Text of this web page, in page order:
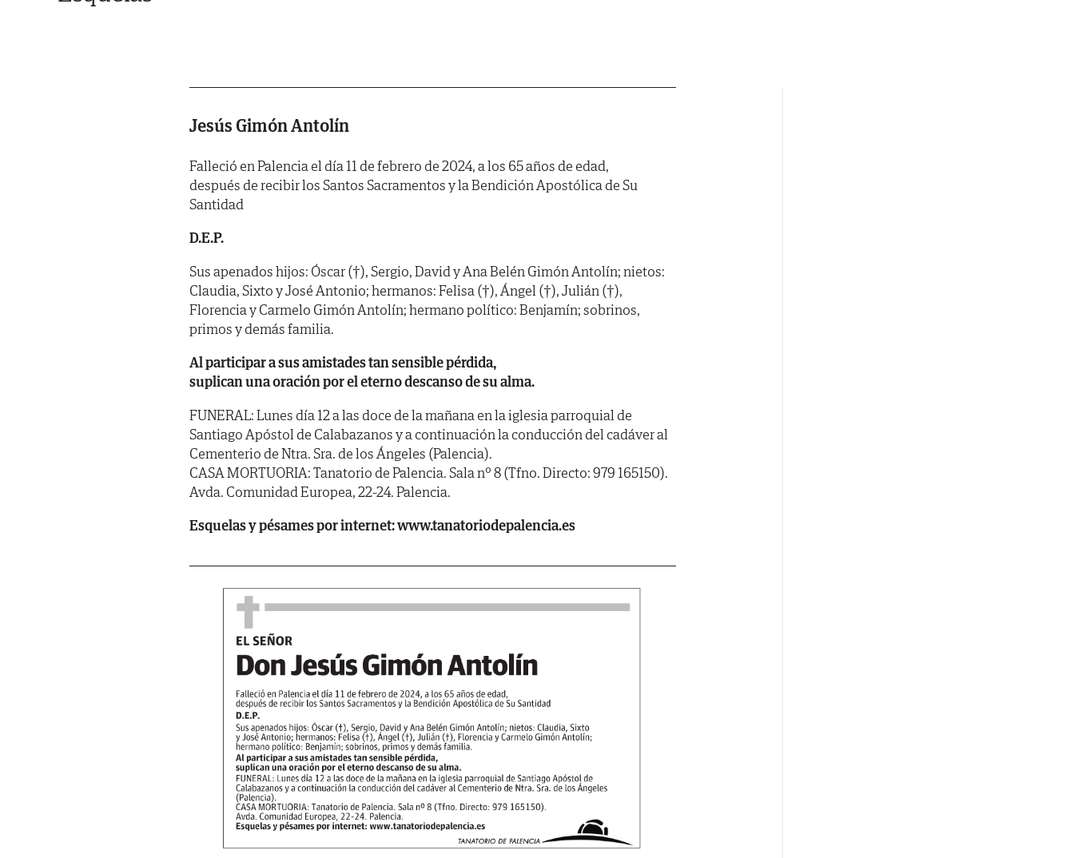
Jesús Gimón Antolín
Falleció en Palencia el día 11 de febrero de 2024, a los 65 años de edad,
después de recibir los Santos Sacramentos y la Bendición Apostólica de Su
Santidad
D.E.P.
Sus apenados hijos: Óscar (†), Sergio, David y Ana Belén Gimón Antolín; nietos:
Claudia, Sixto y José Antonio; hermanos: Felisa (†), Ángel (†), Julián (†),
Florencia y Carmelo Gimón Antolín; hermano político: Benjamín; sobrinos,
primos y demás familia.
Al participar a sus amistades tan sensible pérdida,
suplican una oración por el eterno descanso de su alma.
FUNERAL: Lunes día 12 a las doce de la mañana en la iglesia parroquial de
Santiago Apóstol de Calabazanos y a continuación la conducción del cadáver al
Cementerio de Ntra. Sra. de los Ángeles (Palencia).
CASA MORTUORIA: Tanatorio de Palencia. Sala nº 8 (Tfno. Directo: 979 165150).
Avda. Comunidad Europea, 22-24. Palencia.
Esquelas y pésames por internet: www.tanatoriodepalencia.es